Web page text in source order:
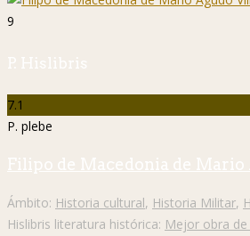
9
P. Hislibris
7.1
P. plebe
Filipo de Macedonia de
Ámbito: Historia cultural, Historia Militar,
Hislibris literatura histórica: Mejor obra